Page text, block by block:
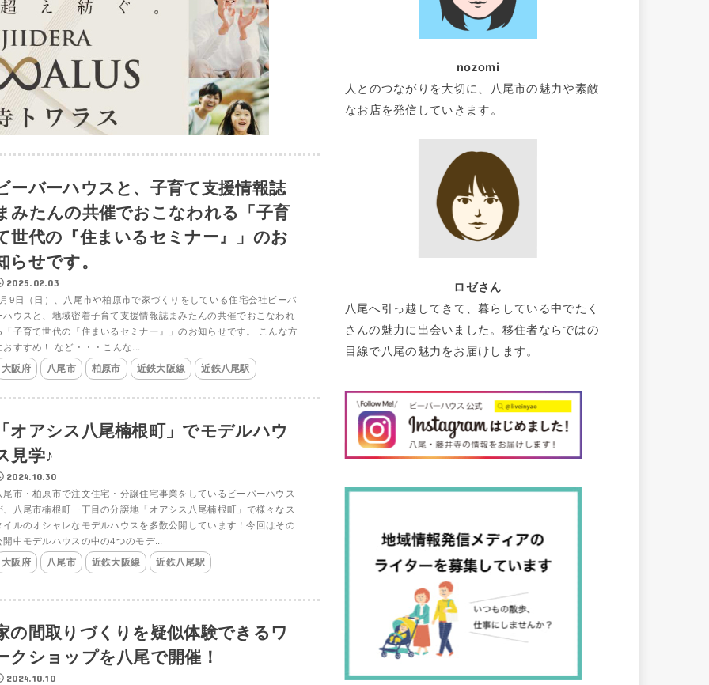
ーバーハウスと、子育て支援情報誌
みたんの共催でおこなわれる「子育
世代の『住まいるセミナー』」のお
らせです。
2025.02.03
9日（日）、八尾市や柏原市で家づくりをしている住宅会社ビーバ
ハウスと、地域密着子育て支援情報誌まみたんの共催でおこなわれ
「子育て世代の『住まいるセミナー』」のお知らせです。 こんな方
おすすめ！ など・・・こんな...
大阪府 八尾市 柏原市 近鉄大阪線 近鉄八尾駅
オアシス八尾楠根町」でモデルハウ
見学♪
2024.10.30
尾市・柏原市で注文住宅・分譲住宅事業をしているビーバーハウス
、八尾市楠根町一丁目の分譲地「オアシス八尾楠根町」で様々なス
イルのオシャレなモデルハウスを多数公開しています！今回はその
開中モデルハウスの中の4つのモデ...
大阪府 八尾市 近鉄大阪線 近鉄八尾駅
の間取りづくりを疑似体験できるワ
クショップを八尾で開催！
2024.10.10
nozomi
人とのつながりを大切に、八尾市の魅力や素敵
なお店を発信していきます。
ロゼさん
八尾へ引っ越してきて、暮らしている中でたく
さんの魅力に出会いました。移住者ならではの
目線で八尾の魅力をお届けします。